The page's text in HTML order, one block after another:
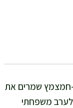
חמצמץ שמרים את
לערב משפחתי